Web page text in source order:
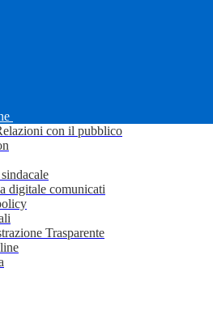
con il pubblico
digitale comunicati
Trasparente